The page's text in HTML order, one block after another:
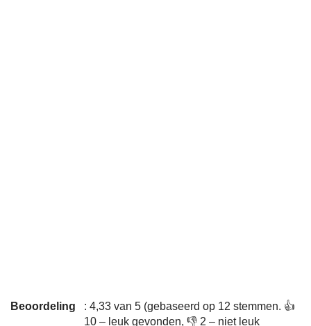
Beoordeling
: 4,33 van 5 (gebaseerd op 12 stemmen. 👍
10 – leuk gevonden, 👎 2 – niet leuk